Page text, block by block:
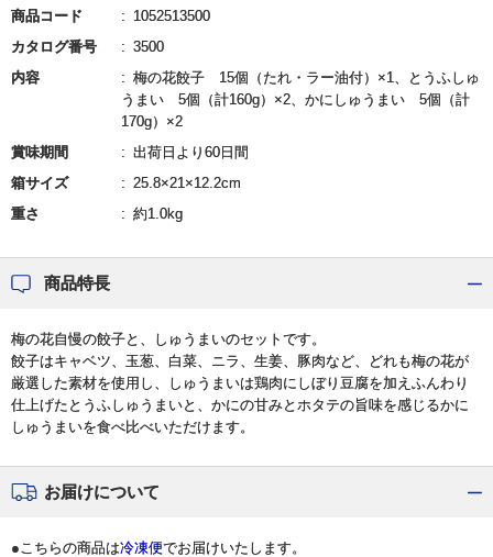
商品コード
1052513500
カタログ番号
3500
内容
梅の花餃子 15個（たれ・ラー油付）×1、とうふしゅ
うまい 5個（計160g）×2、かにしゅうまい 5個（計
170g）×2
賞味期間
出荷日より60日間
箱サイズ
25.8×21×12.2cm
重さ
約1.0kg
商品特長
梅の花自慢の餃子と、しゅうまいのセットです。
餃子はキャベツ、玉葱、白菜、ニラ、生姜、豚肉など、どれも梅の花が
厳選した素材を使用し、しゅうまいは鶏肉にしぼり豆腐を加えふんわり
仕上げたとうふしゅうまいと、かにの甘みとホタテの旨味を感じるかに
しゅうまいを食べ比べいただけます。
お届けについて
●こちらの商品は冷凍便でお届けいたします。